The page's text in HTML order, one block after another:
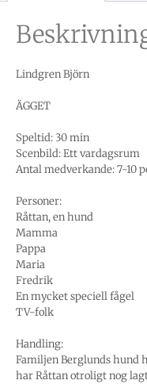
Lindgren Björn
ÄGGET
Speltid: 30 min
Scenbild: Ett vardagsrum
Antal medverkande: 7-10
Personer:
Råttan, en hund
Mamma
Pappa
Maria
Fredrik
En mycket speciell fågel
TV-folk
Handling:
Familjen Berglunds hund
har Råttan otroligt nog